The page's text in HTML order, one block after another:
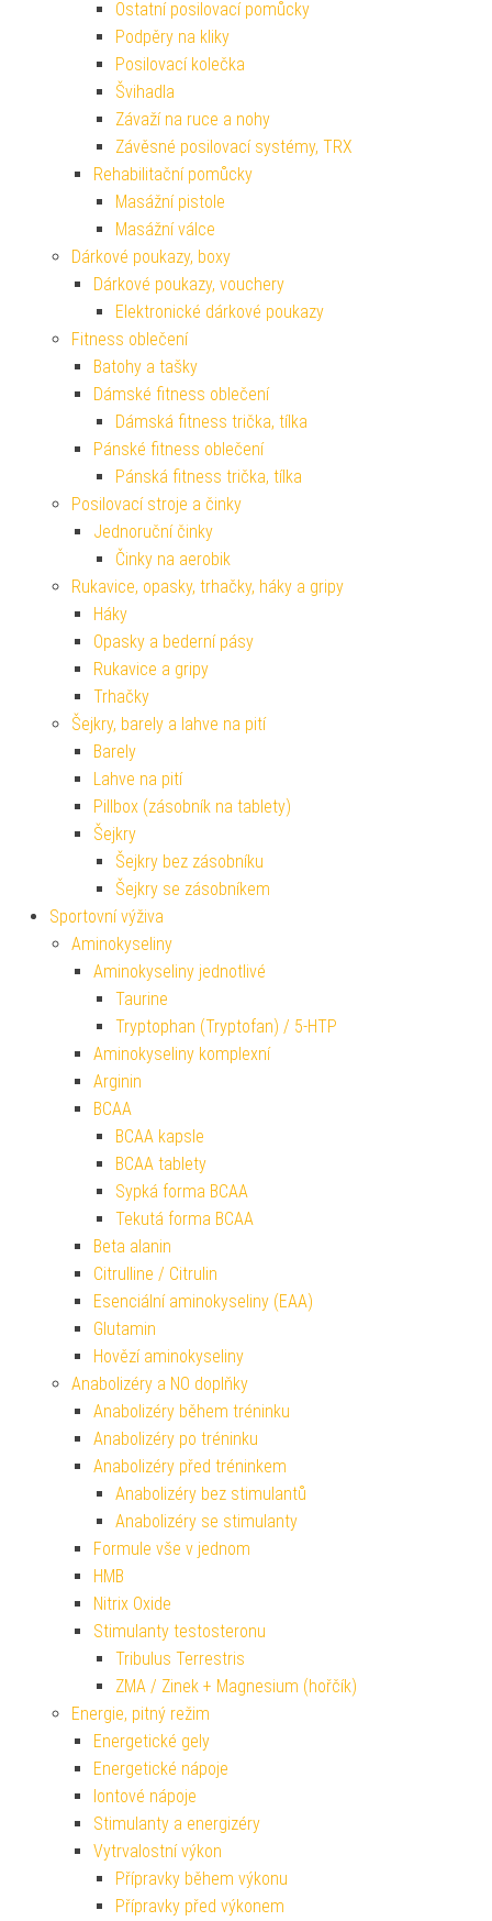
Ostatní posilovací pomůcky
Podpěry na kliky
Posilovací kolečka
Švihadla
Závaží na ruce a nohy
Závěsné posilovací systémy, TRX
Rehabilitační pomůcky
Masážní pistole
Masážní válce
Dárkové poukazy, boxy
Dárkové poukazy, vouchery
Elektronické dárkové poukazy
Fitness oblečení
Batohy a tašky
Dámské fitness oblečení
Dámská fitness trička, tílka
Pánské fitness oblečení
Pánská fitness trička, tílka
Posilovací stroje a činky
Jednoruční činky
Činky na aerobik
Rukavice, opasky, trhačky, háky a gripy
Háky
Opasky a bederní pásy
Rukavice a gripy
Trhačky
Šejkry, barely a lahve na pití
Barely
Lahve na pití
Pillbox (zásobník na tablety)
Šejkry
Šejkry bez zásobníku
Šejkry se zásobníkem
Sportovní výživa
Aminokyseliny
Aminokyseliny jednotlivé
Taurine
Tryptophan (Tryptofan) / 5-HTP
Aminokyseliny komplexní
Arginin
BCAA
BCAA kapsle
BCAA tablety
Sypká forma BCAA
Tekutá forma BCAA
Beta alanin
Citrulline / Citrulin
Esenciální aminokyseliny (EAA)
Glutamin
Hovězí aminokyseliny
Anabolizéry a NO doplňky
Anabolizéry během tréninku
Anabolizéry po tréninku
Anabolizéry před tréninkem
Anabolizéry bez stimulantů
Anabolizéry se stimulanty
Formule vše v jednom
HMB
Nitrix Oxide
Stimulanty testosteronu
Tribulus Terrestris
ZMA / Zinek + Magnesium (hořčík)
Energie, pitný režim
Energetické gely
Energetické nápoje
Iontové nápoje
Stimulanty a energizéry
Vytrvalostní výkon
Přípravky během výkonu
Přípravky před výkonem